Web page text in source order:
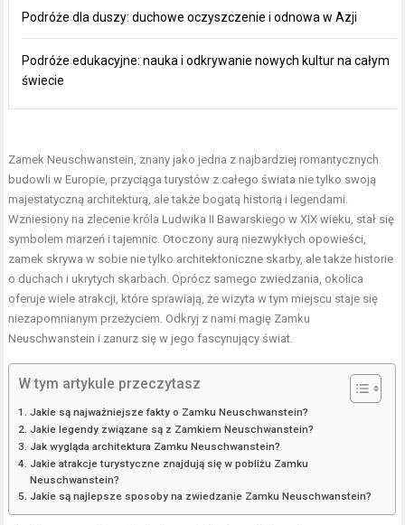
Podróże dla duszy: duchowe oczyszczenie i odnowa w Azji
Podróże edukacyjne: nauka i odkrywanie nowych kultur na całym
świecie
Zamek Neuschwanstein, znany jako jedna z najbardziej romantycznych
budowli w Europie, przyciąga turystów z całego świata nie tylko swoją
majestatyczną architekturą, ale także bogatą historią i legendami.
Wzniesiony na zlecenie króla Ludwika II Bawarskiego w XIX wieku, stał się
symbolem marzeń i tajemnic. Otoczony aurą niezwykłych opowieści,
zamek skrywa w sobie nie tylko architektoniczne skarby, ale także historie
o duchach i ukrytych skarbach. Oprócz samego zwiedzania, okolica
oferuje wiele atrakcji, które sprawiają, że wizyta w tym miejscu staje się
niezapomnianym przeżyciem. Odkryj z nami magię Zamku
Neuschwanstein i zanurz się w jego fascynujący świat.
W tym artykule przeczytasz
Jakie są najważniejsze fakty o Zamku Neuschwanstein?
Jakie legendy związane są z Zamkiem Neuschwanstein?
Jak wygląda architektura Zamku Neuschwanstein?
Jakie atrakcje turystyczne znajdują się w pobliżu Zamku
Neuschwanstein?
Jakie są najlepsze sposoby na zwiedzanie Zamku Neuschwanstein?